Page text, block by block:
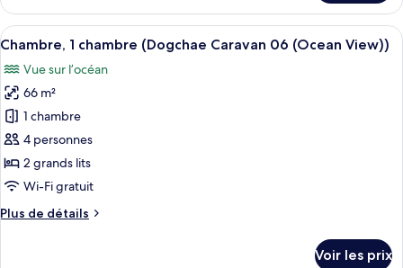
View))
le
type
de
Chambre,
chambre
(Sinhyeonglyeogsyeori05(Ocean
View))
Afficher
toutes
les
photos
pour
ce
type
de
chambre :
Chambre,
Une pièce avec un plafond en bois,
13
Chambre, 1 chambre (Dogchae Caravan 06 (Ocean View))
Vue sur l’océan
66 m²
1 chambre
4 personnes
2 grands lits
Wi-Fi gratuit
Plus de détails
Plus
Voir les prix